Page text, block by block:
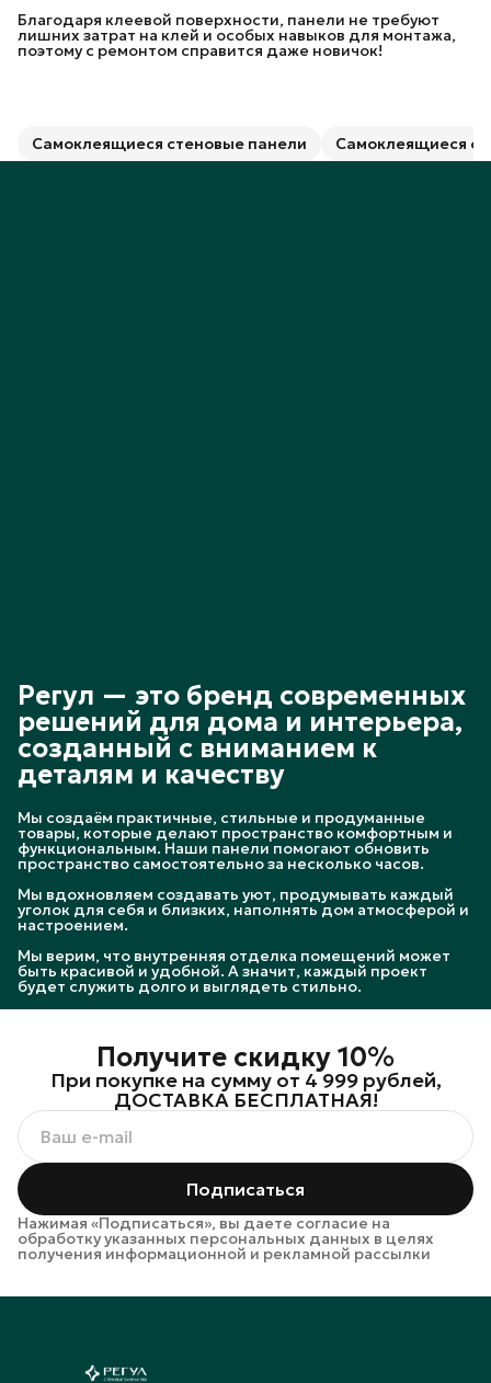
Благодаря клеевой поверхности, панели не требуют
лишних затрат на клей и особых навыков для монтажа,
поэтому с ремонтом справится даже новичок!
Самоклеящиеся стеновые панели Самоклеящиеся
Регул — это бренд современных
решений для дома и интерьера,
созданный с вниманием к
деталям и качеству
Мы создаём практичные, стильные и продуманные
товары, которые делают пространство комфортным и
функциональным. Наши панели помогают обновить
пространство самостоятельно за несколько часов.
Мы вдохновляем создавать уют, продумывать каждый
уголок для себя и близких, наполнять дом атмосферой и
настроением.
Мы верим, что внутренняя отделка помещений может
быть красивой и удобной. А значит, каждый проект
будет служить долго и выглядеть стильно.
Получите скидку 10%
При покупке на сумму от 4 999 рублей,
ДОСТАВКА БЕСПЛАТНАЯ!
Подписаться
Нажимая «Подписаться», вы даете согласие на
обработку указанных персональных данных в целях
получения информационной и рекламной рассылки